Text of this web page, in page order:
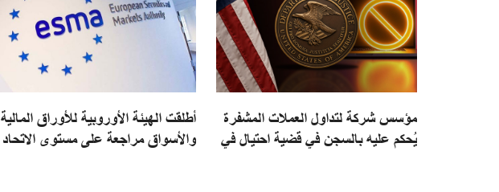
مؤسس شركة لتداول العملات المشفرة
يُحكم عليه بالسجن في قضية احتيال في
أطلقت الهيئة الأوروبية للأوراق المالية
والأسواق مراجعة على مستوى الاتحاد